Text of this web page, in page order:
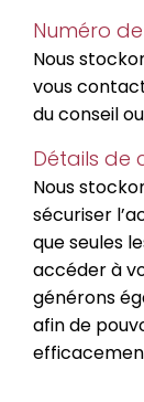
Numéro
Nous
vous
du conseil
Détails de
Nous
sécuriser
que seules
accéder à
générons
afin de